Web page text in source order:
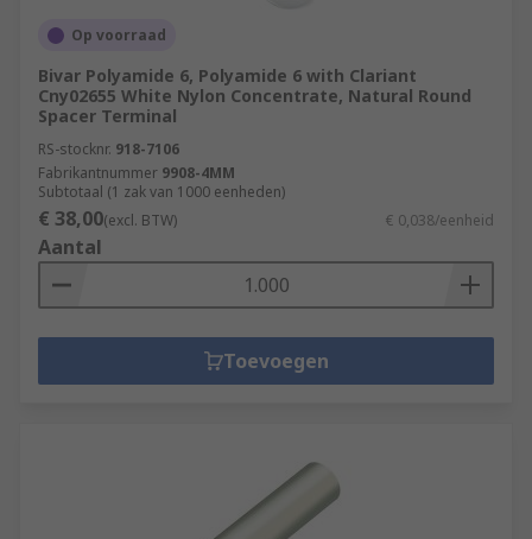
Op voorraad
Bivar Polyamide 6, Polyamide 6 with Clariant
Cny02655 White Nylon Concentrate, Natural Round
Spacer Terminal
RS-stocknr. 918-7106
Fabrikantnummer 9908-4MM
Subtotaal (1 zak van 1000 eenheden)
€ 38,00(excl. BTW) € 0,038/eenheid
Aantal
Toevoegen